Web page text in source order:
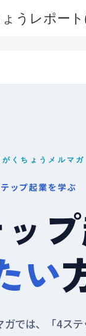
うレポート
がくちょうメルマガ
ップ起業を学ぶ
プ
い
ガでは、「4ス